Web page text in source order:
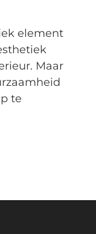
element
Maar
te